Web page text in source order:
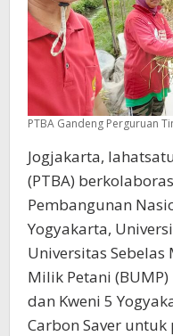
PTBA Gandeng Perguruan
Jogjakarta,
(PTBA)
Pembangunan
Yogyakarta,
Universitas Sebelas
Milik Petani
dan Kweni 5
Carbon Saver